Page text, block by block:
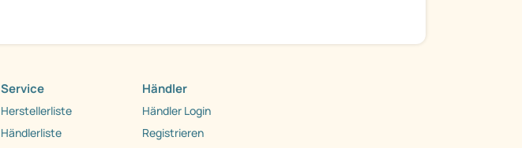
Service
Herstellerliste
Händlerliste
Händler
Händler Login
Registrieren